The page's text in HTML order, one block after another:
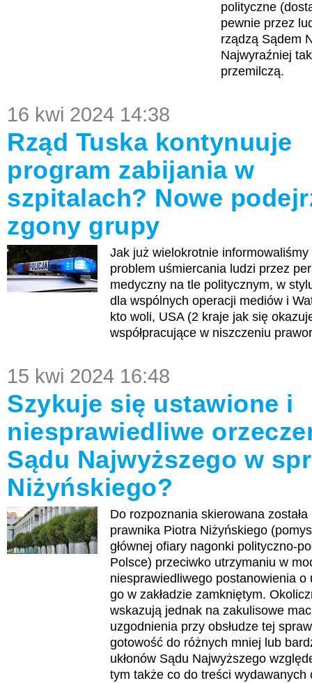
polityczne
pewnie przez
rządzą Sądem
Najwyraźniej
przemilczą.
16 kwi 2024 14:38
Rząd Tuska kontynuuje
program zabijania w
szpitalach? Nowe
zgony grupy
Jak już wielokrotnie informowaliśmy
problem uśmiercania ludzi przez
medyczny na tle politycznym, w
dla wspólnych operacji mediów i
kto woli, USA (2 kraje jak się
współpracujące w niszczeniu
15 kwi 2024 16:48
Szykuje się ustawione i
niesprawiedliwe
Sądu Najwyższego w
Niżyńskiego?
Do rozpoznania skierowana została
prawnika Piotra Niżyńskiego
głównej ofiary nagonki polityczno-
Polsce) przeciwko utrzymaniu w
niesprawiedliwego postanowienia o
go w zakładzie zamkniętym.
wskazują jednak na zakulisowe
uzgodnienia przy obsłudze tej
gotowość do różnych mniej lub
ukłonów Sądu Najwyższego
tym także co do treści wydawanych